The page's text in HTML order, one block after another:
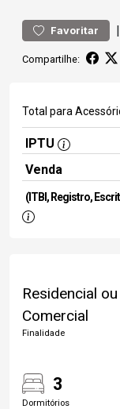
Favoritar |
Compartilhe:
Total para
IPTU
Venda
(ITBI, Registro,
Residencial ou
Comercial
Finalidade
3
Dormitórios